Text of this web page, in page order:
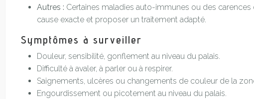
Autres : Certaines maladies auto-immunes ou des
cause exacte et proposer un traitement adapté.
Symptômes à surveiller
Douleur, sensibilité, gonflement au niveau du palais.
Difficulté à avaler, à parler ou à respirer.
Saignements, ulcères ou changements de couleur de la
Engourdissement ou picotement au niveau du palais.